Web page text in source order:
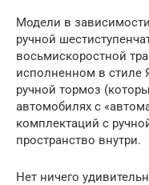
Модели в
ручной
восьмискоростной
исполненном в стиле
ручной тормоз
автомобилях с
комплектаций с
пространство внутри.
Нет ничего